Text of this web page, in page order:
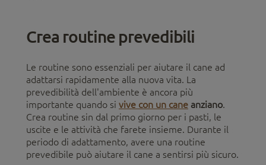
Crea routine prevedibili
Le routine sono essenziali per aiutare il cane ad
adattarsi rapidamente alla nuova vita. La
prevedibilità dell'ambiente è ancora più
importante quando si vive con un cane anziano.
Crea routine sin dal primo giorno per i pasti, le
uscite e le attività che farete insieme. Durante il
periodo di adattamento, avere una routine
prevedibile può aiutare il cane a sentirsi più sicuro.